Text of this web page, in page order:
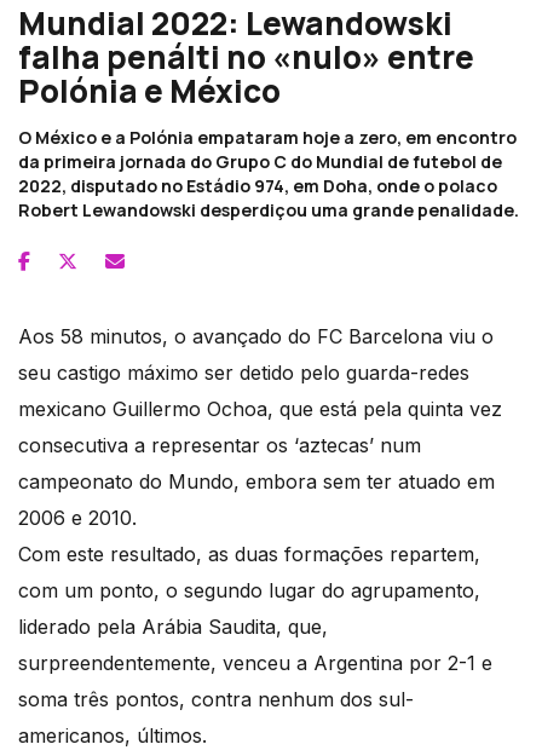
Mundial 2022: Lewandowski
falha penálti no «nulo» entre
Polónia e México
O México e a Polónia empataram hoje a zero, em encontro
da primeira jornada do Grupo C do Mundial de futebol de
2022, disputado no Estádio 974, em Doha, onde o polaco
Robert Lewandowski desperdiçou uma grande penalidade.
Aos 58 minutos, o avançado do FC Barcelona viu o
seu castigo máximo ser detido pelo guarda-redes
mexicano Guillermo Ochoa, que está pela quinta vez
consecutiva a representar os ‘aztecas’ num
campeonato do Mundo, embora sem ter atuado em
2006 e 2010.
Com este resultado, as duas formações repartem,
com um ponto, o segundo lugar do agrupamento,
liderado pela Arábia Saudita, que,
surpreendentemente, venceu a Argentina por 2-1 e
soma três pontos, contra nenhum dos sul-
americanos, últimos.